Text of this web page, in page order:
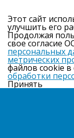
Этот сайт
улучшить его
Продолжая
свое согласие
персональных
метрических
файлов cookie в
обработки
Принять